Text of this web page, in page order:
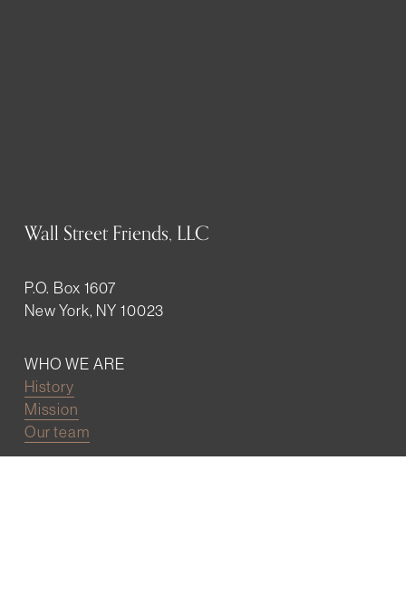
Wall Street Friends, LLC
P.O. Box 1607
New York, NY 10023
WHO WE ARE
History
Mission
Our team